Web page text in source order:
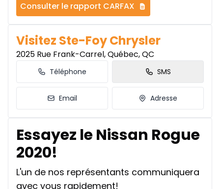
Consulter le rapport CARFAX
Visitez Ste-Foy Chrysler
2025 Rue Frank-Carrel, Québec, QC
Téléphone SMS
Email Adresse
Essayez le Nissan Rogue
2020!
L'un de nos représentants communiquera
avec vous rapidement!